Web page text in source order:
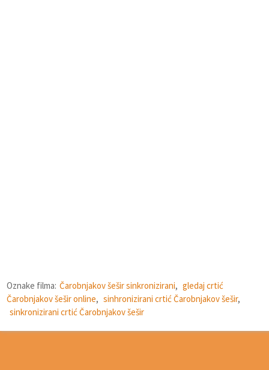
Oznake filma: Čarobnjakov šešir sinkronizirani, gledaj crtić
Čarobnjakov šešir online, sinhronizirani crtić Čarobnjakov šešir,
sinkronizirani crtić Čarobnjakov šešir